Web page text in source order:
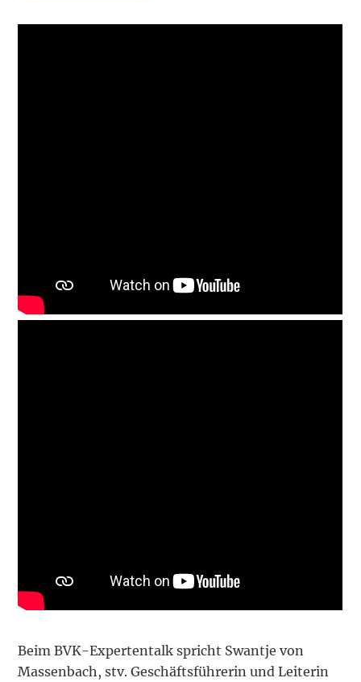
Beim BVK-Expertentalk spricht Swantje von
Massenbach, stv. Geschäftsführerin und Leiterin